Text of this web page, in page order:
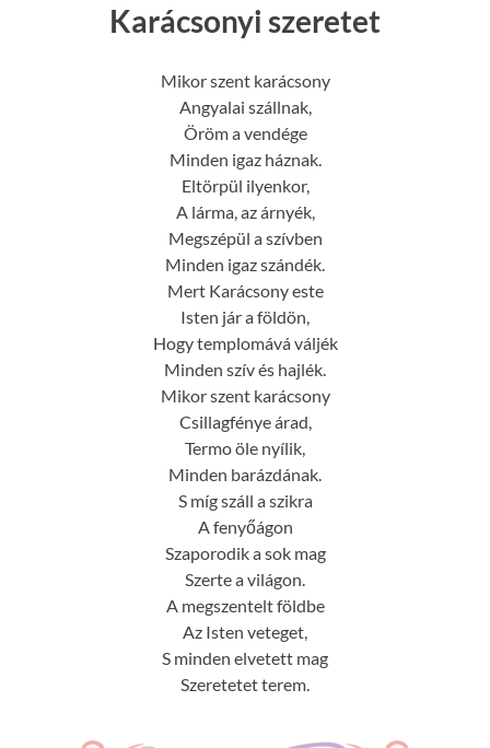
Karácsonyi szeretet
Mikor szent karácsony
Angyalai szállnak,
Öröm a vendége
Minden igaz háznak.
Eltörpül ilyenkor,
A lárma, az árnyék,
Megszépül a szívben
Minden igaz szándék.
Mert Karácsony este
Isten jár a földön,
Hogy templomává váljék
Minden szív és hajlék.
Mikor szent karácsony
Csillagfénye árad,
Termo öle nyílik,
Minden barázdának.
S míg száll a szikra
A fenyőágon
Szaporodik a sok mag
Szerte a világon.
A megszentelt földbe
Az Isten veteget,
S minden elvetett mag
Szeretetet terem.